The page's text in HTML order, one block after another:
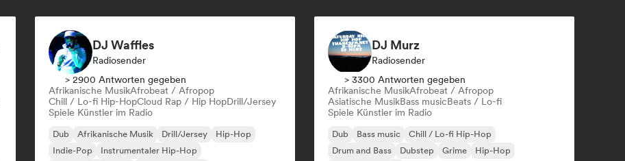
DJ Waffles
Radiosender
> 2900 Antworten gegeben
Afrikanische MusikAfrobeat / Afropop
Chill / Lo-fi Hip-HopCloud Rap / Hip HopDrill/Jersey
Spiele Künstler im Radio
Dub Afrikanische Musik Drill/Jersey
Hip-Hop
Indie-Pop
Instrumentaler Hip-Hop
DJ Murz
Radiosender
> 3300 Antworten gegeben
Afrikanische MusikAfrobeat / Afropop
Asiatische MusikBass musicBeats / Lo-fi
Spiele Künstler im Radio
Dub Bass music
Chill / Lo-fi Hip-Hop
Drum and Bass
Dubstep Grime
Hip-Hop